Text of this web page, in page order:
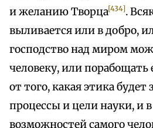
и желанию Творца[434].
выливается или в добро,
господство над миром
человеку, или порабощать
от того, какая этика будет
процессы и цели науки, и
возможностей самого